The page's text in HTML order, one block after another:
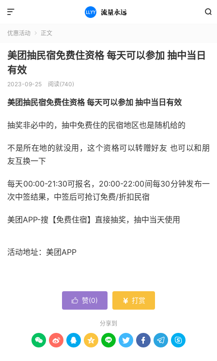


优惠活动  正文
美团抽民宿免费住资格 每天可以参加 抽中当日
有效
2023-09-25 阅读(740)
美团抽民宿免费住资格 每天可以参加 抽中当日有效
抽奖非必中的，抽中免费住的民宿地区也是随机给的
不是所在地的就没用，这个资格可以转赠好友 也可以和朋
友互换一下
每天00:00-21:30可报名，20:00-22:00间每30分钟发布一
次中签结果，中签后可抢订免费/折扣民宿
美团APP-搜【免费住宿】直接抽奖，抽中当天使用
活动地址：美团APP
 赞(0)  打赏
分享到
        